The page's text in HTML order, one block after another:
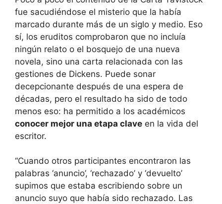
fue sacudiéndose el misterio que la había
marcado durante más de un siglo y medio. Eso
sí, los eruditos comprobaron que no incluía
ningún relato o el bosquejo de una nueva
novela, sino una carta relacionada con las
gestiones de Dickens. Puede sonar
decepcionante después de una espera de
décadas, pero el resultado ha sido de todo
menos eso: ha permitido a los académicos
conocer mejor una etapa clave en la vida del
escritor.
“Cuando otros participantes encontraron las
palabras ‘anuncio’, ‘rechazado’ y ‘devuelto’
supimos que estaba escribiendo sobre un
anuncio suyo que había sido rechazado. Las